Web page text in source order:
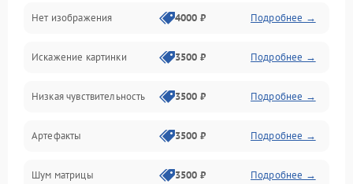
Программные ошибки
Электропитание
Измерения
Матрица
Проблемы питания
Нет изображения 4000 ₽ Подробнее →
Искажение картинки 3500 ₽ Подробнее →
Низкая чувствительность 3500 ₽ Подробнее →
Артефакты 3500 ₽ Подробнее →
Шум матрицы 3500 ₽ Подробнее →